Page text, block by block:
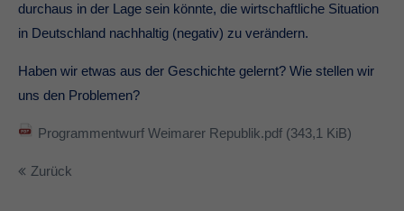
durchaus in der Lage sein könnte, die wirtschaftliche Situation
in Deutschland nachhaltig (negativ) zu verändern.
Haben wir etwas aus der Geschichte gelernt? Wie stellen wir
uns den Problemen?
Programmentwurf Weimarer Republik.pdf (343,1 KiB)
Zurück